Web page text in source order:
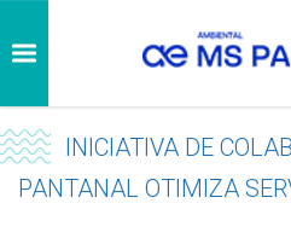
INICIATIVA DE
PANTANAL OTIMIZA